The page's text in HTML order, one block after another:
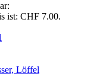
ist: CHF 7.00.
Löffel